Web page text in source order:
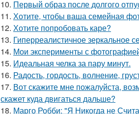
10. Первый образ после долгого
11. Хотите, чтобы ваша семейная
12. Хотите попробовать каре?
13. Гиперреалистичное зеркальное
14. Мои эксперименты с
15. Идеальная челка за пару минут.
16. Радость, гордость, волнение,
17. Вот скажите мне пожалуйста,
скажет куда двигаться дальше?
18. Марго Робби: "Я Никогда не